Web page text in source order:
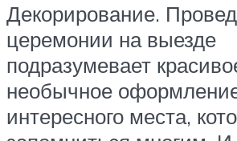
Декорирование.
церемонии на выезде
подразумевает
необычное
интересного места,